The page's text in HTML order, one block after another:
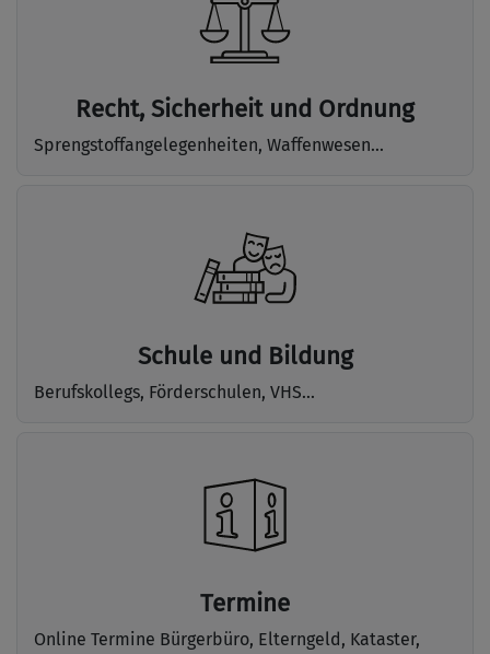
Recht, Sicherheit und Ordnung
Sprengstoffangelegenheiten, Waffenwesen...
Schule und Bildung
Berufskollegs, Förderschulen, VHS...
Termine
Online Termine Bürgerbüro, Elterngeld, Kataster,